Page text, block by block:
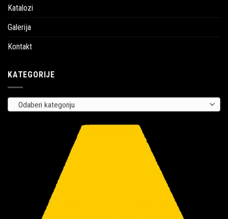
Katalozi
Galerija
Kontakt
KATEGORIJE
Odaberi kategoriju